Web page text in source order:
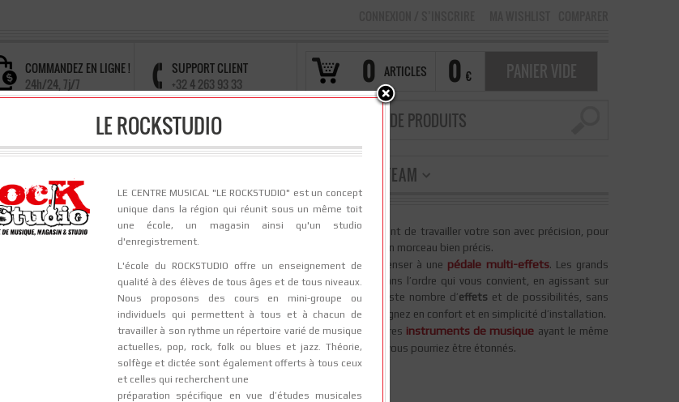
0 ARTICLES 0 € PANIER VIDE
COMMANDEZ EN LIGNE !
24h/24, 7j/7
SUPPORT CLIENT
+32 4 263 93 33
J'AIME ET JE PARTAGE
REPARATIONS TEAM
,delay,chorus,flanger … les nombreuxeffets à votre disposition vous permettront de travailler votre son avec précision, pour
celui que vous aimez, celui qui vous correspond ou dont vous avez besoin pour un morceau bien précis.
d’
et que vous en utilisez beaucoup, il peut être avantageux de penser à une pédale multi-effets. Les grands
accessibles en quelques boutons, et vous pouvez les combiner à l’infini, dans l’ordre qui vous convient, en agissant sur
Surtout, vous disposez, pour un investissement préalable, d’un vaste nombre d’effetset de possibilités, sans
que vous imposeraient despédalesséparées. Sur scène, vous gagnez en confort et en simplicité d’installation.
guitareset lesbasses, mais peuvent être utilisées pour d’autres instruments de musique ayant le même
Sur la voix, les
effetssont très utilisés, n’hésitez pas à faire des essais, vous pourriez être étonnés.
LE ROCKSTUDIO
LE CENTRE MUSICAL "LE ROCKSTUDIO" est un concept
unique dans la région qui réunit sous un même toit
une école, un magasin ainsi qu'un studio
d'enregistrement.
L'école du ROCKSTUDIO offre un enseignement de
qualité à des élèves de tous âges et de tous niveaux.
Nous proposons des cours en mini-groupe ou
individuels qui permettent à tous et à chacun de
travailler à son rythme un répertoire varié de musique
actuelles, pop, rock, folk ou blues et jazz. Théorie,
solfège et dictée sont également offerts à tous ceux
et celles qui recherchent une
préparation spécifique en vue d’études musicales